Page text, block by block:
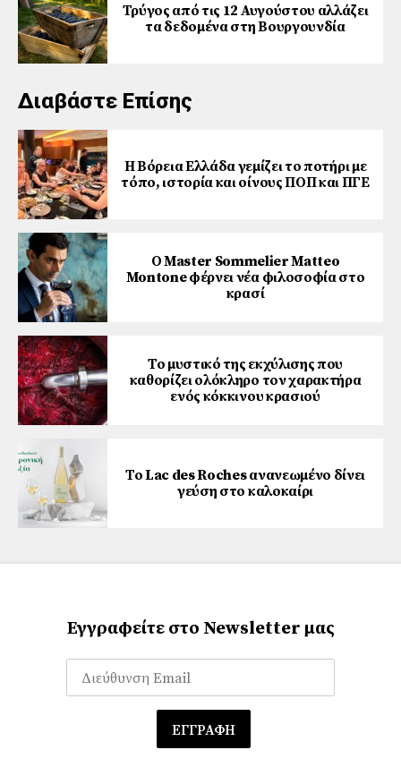
Τρύγος από τις 12 Αυγούστου αλλάζει
τα δεδομένα στη Βουργουνδία
Διαβάστε Επίσης
Η Βόρεια Ελλάδα γεμίζει το ποτήρι με
τόπο, ιστορία και οίνους ΠΟΠ και ΠΓΕ
Ο Master Sommelier Matteo
Montone φέρνει νέα φιλοσοφία στο
κρασί
Το μυστικό της εκχύλισης που
καθορίζει ολόκληρο τον χαρακτήρα
ενός κόκκινου κρασιού
Το Lac des Roches ανανεωμένο δίνει
γεύση στο καλοκαίρι
Εγγραφείτε στο Newsletter μας